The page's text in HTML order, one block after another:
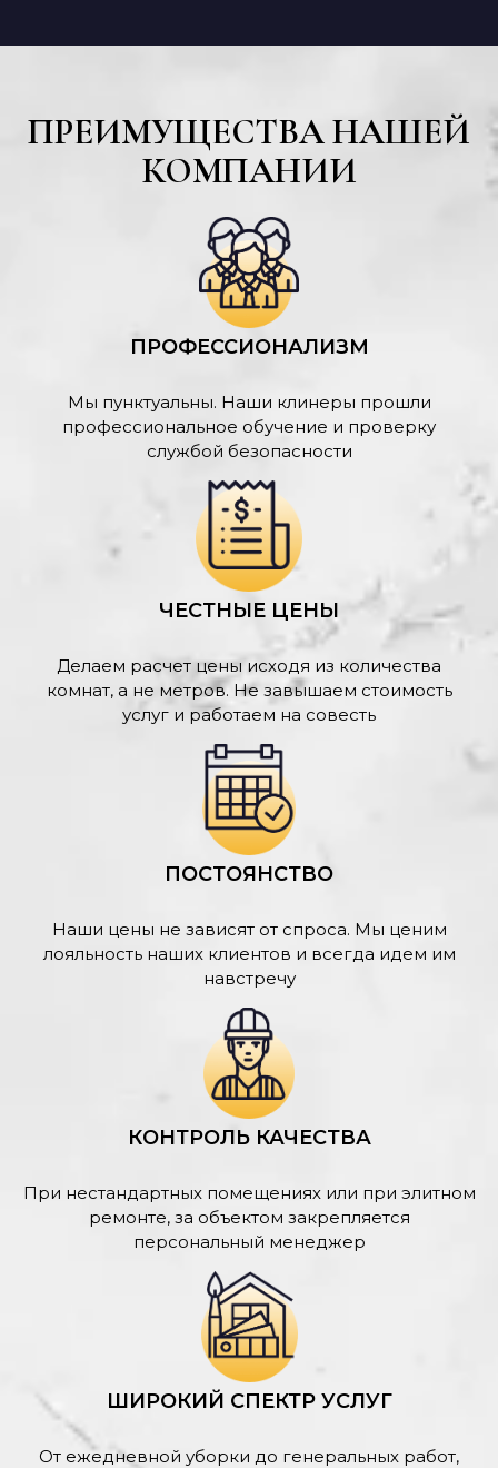
ПРЕИМУЩЕСТВА НАШЕЙ
КОМПАНИИ
ПРОФЕССИОНАЛИЗМ
Мы пунктуальны. Наши клинеры прошли
профессиональное обучение и проверку
службой безопасности
ЧЕСТНЫЕ ЦЕНЫ
Делаем расчет цены исходя из количества
комнат, а не метров. Не завышаем стоимость
услуг и работаем на совесть
ПОСТОЯНСТВО
Наши цены не зависят от спроса. Мы ценим
лояльность наших клиентов и всегда идем им
навстречу
КОНТРОЛЬ КАЧЕСТВА
При нестандартных помещениях или при элитном
ремонте, за объектом закрепляется
персональный менеджер
ШИРОКИЙ СПЕКТР УСЛУГ
От ежедневной уборки до генеральных работ,